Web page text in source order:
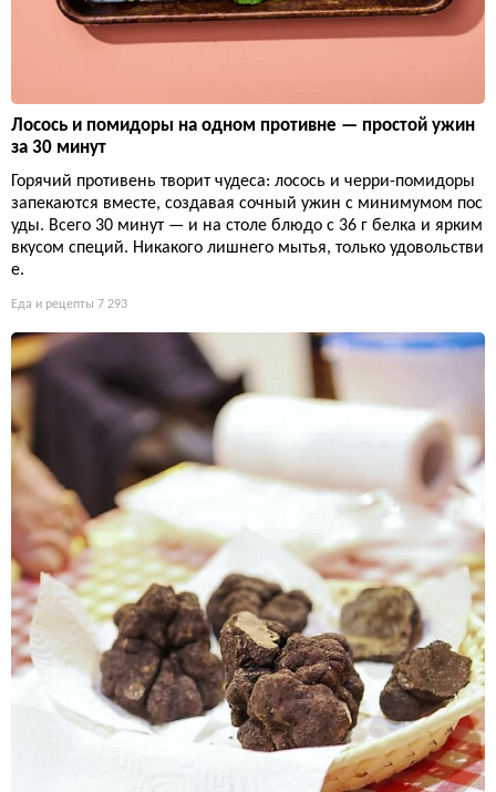
Лосось и помидоры на одном противне — простой ужин
за 30 минут
Горячий противень творит чудеса: лосось и черри-помидоры
запекаются вместе, создавая сочный ужин с минимумом пос
уды. Всего 30 минут — и на столе блюдо с 36 г белка и ярким
вкусом специй. Никакого лишнего мытья, только удовольстви
е.
Еда и рецепты 7 293